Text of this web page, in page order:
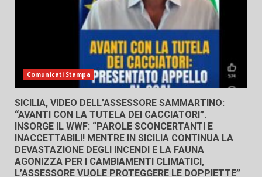
Comunicati Stampa
SICILIA, VIDEO DELL’ASSESSORE SAMMARTINO:
“AVANTI CON LA TUTELA DEI CACCIATORI”.
INSORGE IL WWF: “PAROLE SCONCERTANTI E
INACCETTABILI! MENTRE IN SICILIA CONTINUA LA
DEVASTAZIONE DEGLI INCENDI E LA FAUNA
AGONIZZA PER I CAMBIAMENTI CLIMATICI,
L’ASSESSORE VUOLE PROTEGGERE LE DOPPIETTE”